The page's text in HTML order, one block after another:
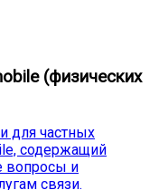
(физических
для частных
содержащий
вопросы и
связи.